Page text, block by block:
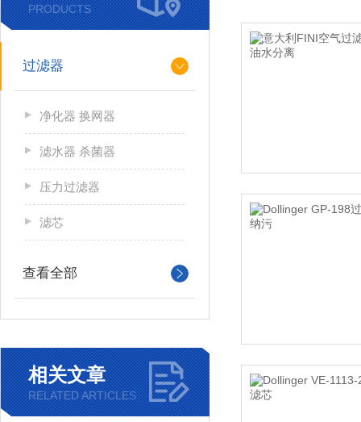
PRODUCTS
过滤器
净化器 换网器
滤水器 杀菌器
压力过滤器
滤芯
查看全部
相关文章
RELATED ARTICLES